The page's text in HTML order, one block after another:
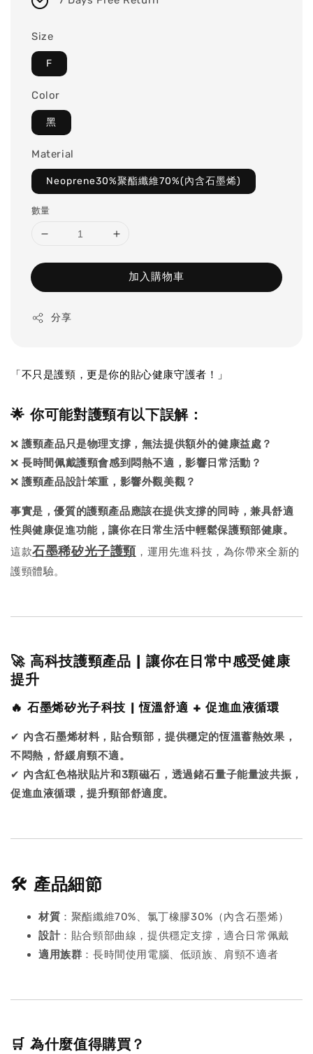
Size
F
Color
黑
Material
Neoprene30%聚酯纖維70%(內含石墨烯)
數量
加入購物車
分享
「不只是護頸，更是你的貼心健康守護者！」
🌟 你可能對護頸有以下誤解：
❌護頸產品只是物理支撐，無法提供額外的健康益處？
❌長時間佩戴護頸會感到悶熱不適，影響日常活動？
❌護頸產品設計笨重，影響外觀美觀？
事實是，優質的護頸產品應該在提供支撐的同時，兼具舒適
性與健康促進功能，讓你在日常生活中輕鬆保護頸部健康。
這款石墨稀矽光子護頸 ，運用先進科技，為你帶來全新的
護頸體驗。
🚀 高科技護頸產品 | 讓你在日常中感受健康
提升
🔥 石墨烯矽光子科技 | 恆溫舒適 + 促進血液循環
✔ 內含石墨烯材料，貼合頸部，提供穩定的恆溫蓄熱效果，
不悶熱，舒緩肩頸不適。
✔ 內含紅色格狀貼片和3顆磁石，透過鍺石量子能量波共振，
促進血液循環，提升頸部舒適度。
🛠️ 產品細節
材質 ：聚酯纖維70%、氯丁橡膠30%（內含石墨烯）
設計：貼合頸部曲線，提供穩定支撐，適合日常佩戴
適用族群 ：長時間使用電腦、低頭族、肩頸不適者
🛒 為什麼值得購買？